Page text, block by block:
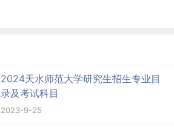
2024天水师范大学研究生招生专业目
录及考试科目
2023-9-25